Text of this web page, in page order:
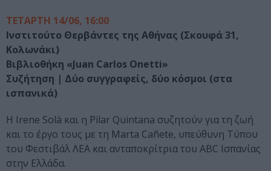
ΤΕΤΑΡΤΗ 14/06, 16:00
Ινστιτούτο Θερβάντες της Αθήνας (Σκουφά 31,
Κολωνάκι)
Βιβλιοθήκη «Juan Carlos Onetti»
Συζήτηση | Δύο συγγραφείς, δύο κόσμοι (στα
ισπανικά)
Η Irene Solà και η Pilar Quintana συζητούν για τη ζωή
και το έργο τους με τη Marta Cañete, υπεύθυνη Τύπου
του Φεστιβάλ ΛΕΑ και ανταποκρίτρια του ABC Ισπανίας
στην Ελλάδα.